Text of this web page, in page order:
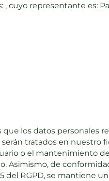
cuyo representante es:
los datos personales
tratados en nuestro
o el mantenimiento
de
del RGPD, se mantiene